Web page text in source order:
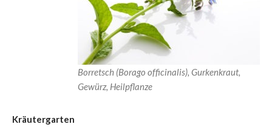
Borretsch (Borago officinalis), Gurkenkraut,
Gewürz, Heilpflanze
Kräutergarten